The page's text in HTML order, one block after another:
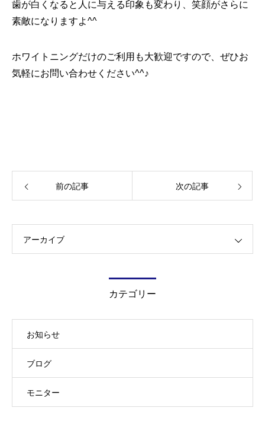
歯が白くなると人に与える印象も変わり、笑顔がさらに
素敵になりますよ^^
ホワイトニングだけのご利用も大歓迎ですので、ぜひお
気軽にお問い合わせください^^♪
前の記事 次の記事
アーカイブ
カテゴリー
お知らせ
ブログ
モニター